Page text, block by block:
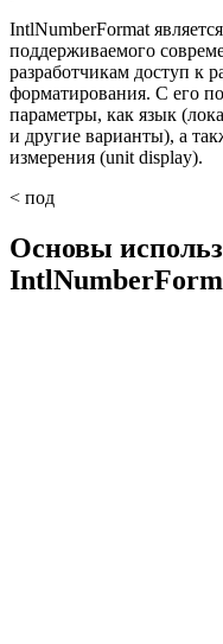
IntlNumberFormat
поддерживаемого
разработчикам доступ к
форматирования. С его
параметры, как язык
и другие варианты), а
измерения (unit display).
< под
Основы